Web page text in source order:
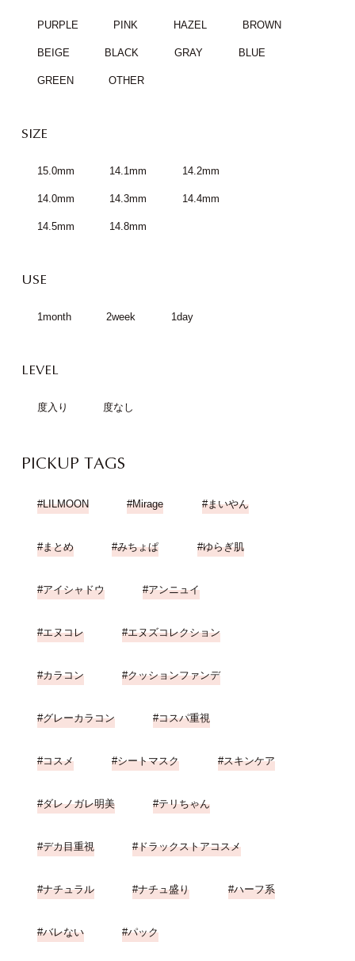
PURPLE PINK HAZEL BROWN
BEIGE BLACK GRAY BLUE
GREEN OTHER
SIZE
15.0mm 14.1mm 14.2mm
14.0mm 14.3mm 14.4mm
14.5mm 14.8mm
USE
1month 2week 1day
LEVEL
度入り 度なし
PICKUP TAGS
LILMOON Mirage まいやん
まとめ みちょぱ ゆらぎ肌
アイシャドウ アンニュイ
エヌコレ エヌズコレクション
カラコン クッションファンデ
グレーカラコン コスパ重視
コスメ シートマスク スキンケア
ダレノガレ明美 テリちゃん
デカ目重視 ドラックストアコスメ
ナチュラル ナチュ盛り ハーフ系
バレない パック